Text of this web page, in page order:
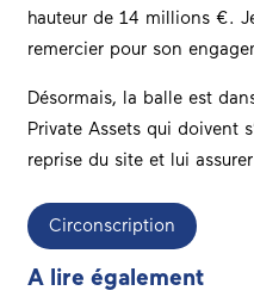
hauteur de 14 millions €.
remercier pour son
Désormais, la balle est
Private Assets qui doivent
reprise du site et lui
Circonscription
A lire également